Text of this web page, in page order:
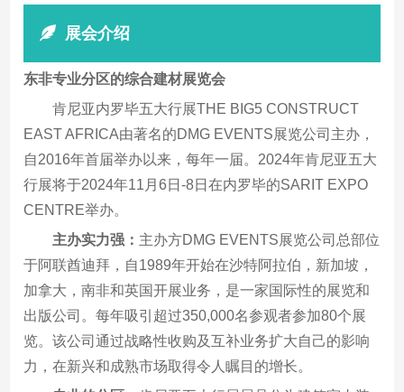
展会介绍
东非专业分区的综合建材展览会
肯尼亚内罗毕五大行展THE BIG5 CONSTRUCT
EAST AFRICA由著名的DMG EVENTS展览公司主办，
自2016年首届举办以来，每年一届。2024年肯尼亚五大
行展将于2024年11月6日-8日在内罗毕的SARIT EXPO
CENTRE举办。
主办实力强： 主办方DMG EVENTS展览公司总部位
于阿联酋迪拜，自1989年开始在沙特阿拉伯，新加坡，
加拿大，南非和英国开展业务，是一家国际性的展览和
出版公司。每年吸引超过350,000名参观者参加80个展
览。该公司通过战略性收购及互补业务扩大自己的影响
力，在新兴和成熟市场取得令人瞩目的增长。